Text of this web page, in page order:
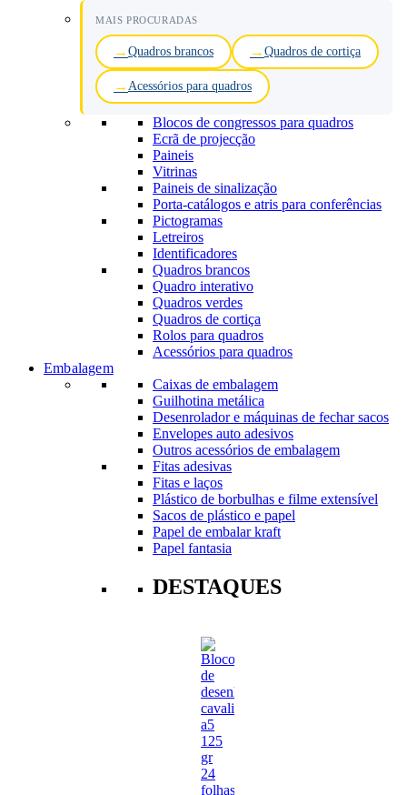
MAIS PROCURADAS
Quadros brancos Quadros de cortiça
Acessórios para quadros
Blocos de congressos para quadros
Ecrã de projecção
Paineis
Vitrinas
Paineis de sinalização
Porta-catálogos e atris para conferências
Pictogramas
Letreiros
Identificadores
Quadros brancos
Quadro interativo
Quadros verdes
Quadros de cortiça
Rolos para quadros
Acessórios para quadros
Embalagem
Caixas de embalagem
Guilhotina metálica
Desenrolador e máquinas de fechar sacos
Envelopes auto adesivos
Outros acessórios de embalagem
Fitas adesivas
Fitas e laços
Plástico de borbulhas e filme extensível
Sacos de plástico e papel
Papel de embalar kraft
Papel fantasia
DESTAQUES